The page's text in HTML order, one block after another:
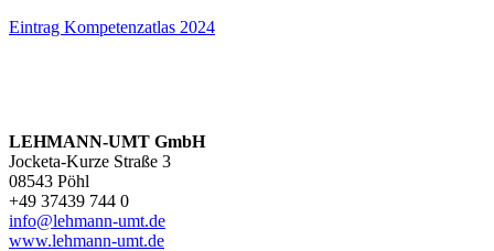
Eintrag Kompetenzatlas 2024
LEHMANN-UMT GmbH
Jocketa-Kurze Straße 3
08543 Pöhl
+49 37439 744 0
info@lehmann-umt.de
www.lehmann-umt.de